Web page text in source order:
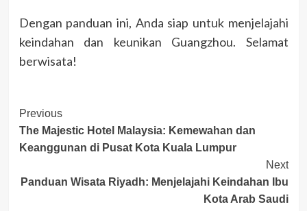
Dengan panduan ini, Anda siap untuk menjelajahi
keindahan dan keunikan Guangzhou. Selamat
berwisata!
Post
Navigation
Previous
The Majestic Hotel Malaysia: Kemewahan dan
Keanggunan di Pusat Kota Kuala Lumpur
Next
Panduan Wisata Riyadh: Menjelajahi Keindahan Ibu
Kota Arab Saudi